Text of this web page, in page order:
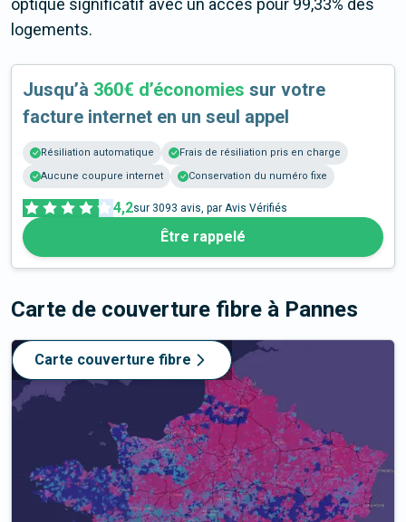
optique significatif avec un accès pour 99,33% des
logements.
Jusqu’à 360€ d’économies sur votre
facture internet en un seul appel
Résiliation automatique
Frais de résiliation pris en charge
Aucune coupure internet
Conservation du numéro fixe
4,2sur 3093 avis, par Avis Vérifiés
Être rappelé
Carte de couverture fibre à Pannes
Carte couverture fibre